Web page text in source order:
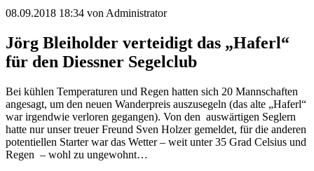
08.09.2018 18:34 von Administrator
Jörg Bleiholder verteidigt das „Haferl“
für den Diessner Segelclub
Bei kühlen Temperaturen und Regen hatten sich 20 Mannschaften
angesagt, um den neuen Wanderpreis auszusegeln (das alte „Haferl“
war irgendwie verloren gegangen). Von den auswärtigen Seglern
hatte nur unser treuer Freund Sven Holzer gemeldet, für die anderen
potentiellen Starter war das Wetter – weit unter 35 Grad Celsius und
Regen – wohl zu ungewohnt…